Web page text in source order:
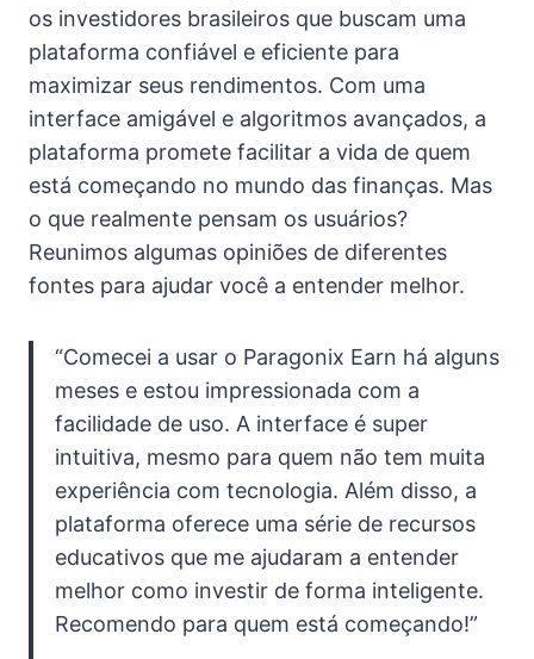
os investidores brasileiros que buscam uma
plataforma confiável e eficiente para
maximizar seus rendimentos. Com uma
interface amigável e algoritmos avançados, a
plataforma promete facilitar a vida de quem
está começando no mundo das finanças. Mas
o que realmente pensam os usuários?
Reunimos algumas opiniões de diferentes
fontes para ajudar você a entender melhor.
“Comecei a usar o Paragonix Earn há alguns
meses e estou impressionada com a
facilidade de uso. A interface é super
intuitiva, mesmo para quem não tem muita
experiência com tecnologia. Além disso, a
plataforma oferece uma série de recursos
educativos que me ajudaram a entender
melhor como investir de forma inteligente.
Recomendo para quem está começando!”